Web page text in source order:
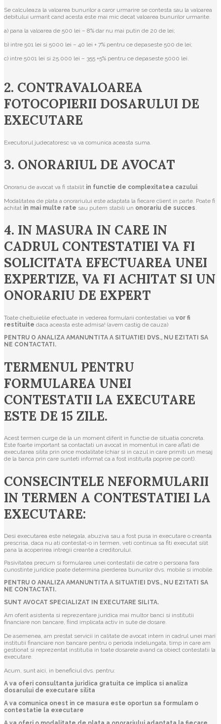
Se calculeaza la valoarea bunurilor a caror urmarire se contesta sau la valoarea
debitului urmarit cand acesta este mai mic decat valoarea bunurilor urmarite.
a) pana la valoarea de 500 lei – 8% dar nu mai putin de 20 de lei;
b) intre 501 lei si 5000 lei – 40 lei + 7% pentru ce depaseste 500 de lei;
c) intre 5001 lei si 25.000 lei – 355 +5% pentru ce depaseste 5000 lei.
2. CONTRAVALOAREA
FOTOCOPIERII DOSARULUI DE
EXECUTARE
Executorul judecatoresc va va comunica aceasta suma.
3. ONORARIUL DE AVOCAT
Onorariu de avocat va fi stabilit in functie de complexitatea cazului.
Modalitatea de plata a onorariului este adaptata la fiecare client in parte. Poate fi
achitat in mai multe rate sau putem stabili un onorariu de succes.
4. IN MASURA IN CARE IN
CADRUL CONTESTATIEI VA FI
SOLICITATA EFECTUAREA UNEI
EXPERTIZE, VA FI ACHITAT SI UN
ONORARIU DE EXPERT
Toate cheltuielile efectuate in vederea formularii contestatiei va vor fi
restituite daca aceasta este admisa! (avem castig de cauza)
PENTRU O ANALIZA AMANUNTITA A SITUATIEI DVS., NU EZITATI SA
NE CONTACTATI.
TERMENUL PENTRU
FORMULAREA UNEI
CONTESTATII LA EXECUTARE
ESTE DE 15 ZILE.
Acest termen curge de la un moment diferit in functie de situatia concreta.
Este foarte important sa contactati un avocat in momentul in care aflati de
executarea silita prin orice modalitate (chiar si in cazul in care primiti un mesaj
de la banca prin care sunteti informat ca a fost instituita poprire pe cont).
CONSECINTELE NEFORMULARII
IN TERMEN A CONTESTATIEI LA
EXECUTARE:
Desi executarea este nelegala, abuziva sau a fost pusa in executare o creanta
prescrisa, daca nu ati contestat-o in termen, veti continua sa fiti executat silit
pana la acoperirea intregii creante a creditorului.
Pasivitatea precum si formularea unei contestatii de catre o persoana fara
cunostinte juridice poate determina pierderea bunurilor dvs. mobile si imobile.
PENTRU O ANALIZA AMANUNTITA A SITUATIEI DVS., NU EZITATI SA
NE CONTACTATI.
SUNT AVOCAT SPECIALIZAT IN EXECUTARE SILITA.
Am oferit asistenta si reprezentare juridica mai multor banci si institutii
financiare non bancare, fiind implicata activ in sute de dosare.
De asemenea, am prestat servicii in calitate de avocat intern in cadrul unei mari
institutii financiare non bancare pentru o perioda indelungata, timp in care am
gestionat si reprezentat institutia in toate dosarele avand ca obiect contestatii la
executare.
Acum, sunt aici, in beneficiul dvs. pentru:
A va oferi consultanta juridica gratuita ce implica si analiza
dosarului de executare silita
A va comunica onest in ce masura este oportun sa formulam o
contestatie la executare